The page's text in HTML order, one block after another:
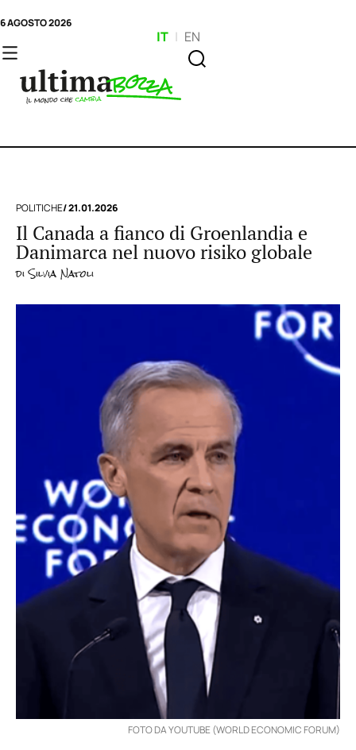
6 AGOSTO 2026
IT | EN
POLITICHE/ 21.01.2026
Il Canada a fianco di Groenlandia e
Danimarca nel nuovo risiko globale
diSilvia Natoli
FOTO DA YOUTUBE (WORLD ECONOMIC FORUM)